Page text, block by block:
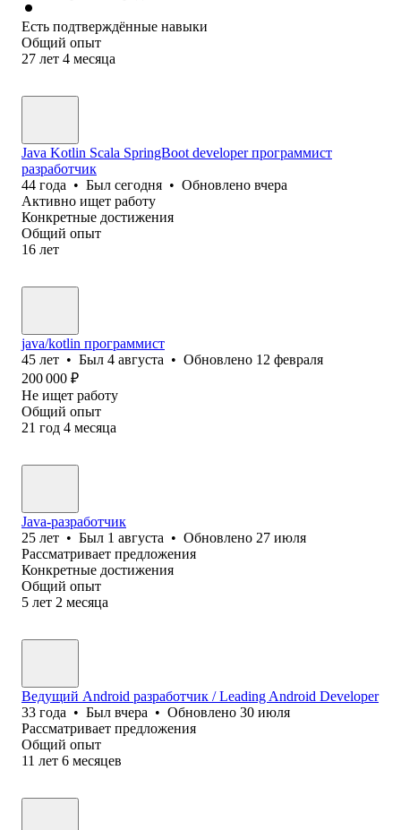
Есть подтверждённые навыки
Общий опыт
27 лет 4 месяца
Java Kotlin Scala SpringBoot developer программист
разработчик
44 года • Был сегодня • Обновлено вчера
Активно ищет работу
Конкретные достижения
Общий опыт
16 лет
java/kotlin программист
45 лет • Был 4 августа • Обновлено 12 февраля
200 000 ₽
Не ищет работу
Общий опыт
21 год 4 месяца
Java-разработчик
25 лет • Был 1 августа • Обновлено 27 июля
Рассматривает предложения
Конкретные достижения
Общий опыт
5 лет 2 месяца
Ведущий Android разработчик / Leading Android Developer
33 года • Был вчера • Обновлено 30 июля
Рассматривает предложения
Общий опыт
11 лет 6 месяцев